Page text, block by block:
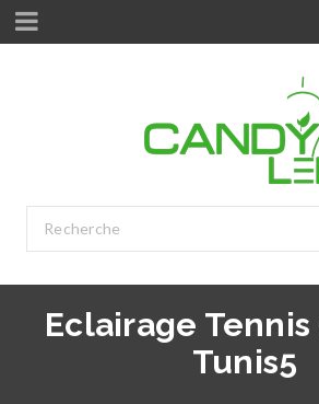
Eclairage
Tunis5